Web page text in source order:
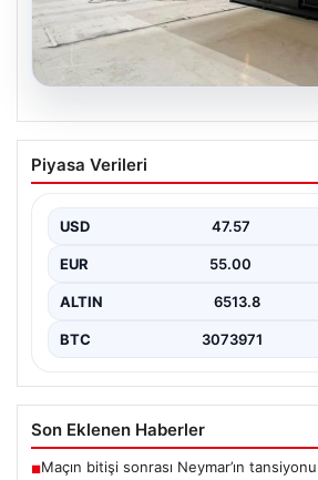
Açık Alan Mimarisinde
mutfağı Tasarımları
bölümlerinden biri haline gelmiştir.
Piyasa Verileri
USD 47.57
EUR 55.00
ALTIN 6513.8
BTC 3073971
Son Eklenen Haberler
■Maçın bitişi sonrası Neymar’ın